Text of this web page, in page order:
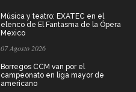
Música y teatro: EXATEC en el
elenco de El Fantasma de la Ópera
Mexico
07 Agosto 2026
Borregos CCM van por el
campeonato en liga mayor de
americano